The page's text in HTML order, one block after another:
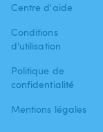
Centre d'aide
Conditions
d'utilisation
Politique de
confidentialité
Mentions légales